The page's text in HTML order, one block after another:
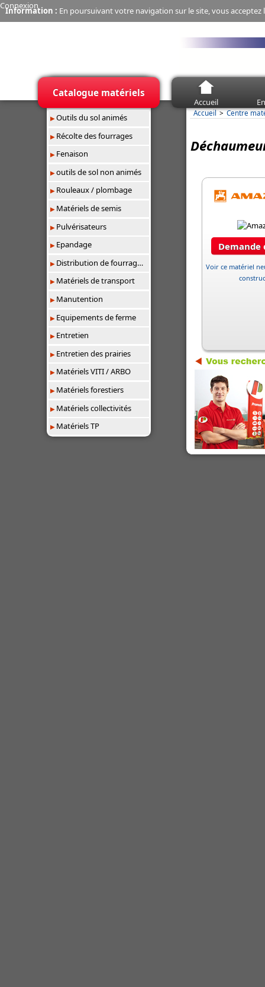
Information : En poursuivant votre navigation sur le site, vous
Connexion
Accueil
Catalogue matériels
Outils du sol animés
Récolte des fourrages
Fenaison
outils de sol non animés
Rouleaux / plombage
Matériels de semis
Pulvérisateurs
Epandage
Distribution de fourrages/paillage
Matériels de transport
Manutention
Equipements de ferme
Entretien
Entretien des prairies
Matériels VITI / ARBO
Matériels forestiers
Matériels collectivités
Matériels TP
Accueil Centre
Demande
Voir ce matériel